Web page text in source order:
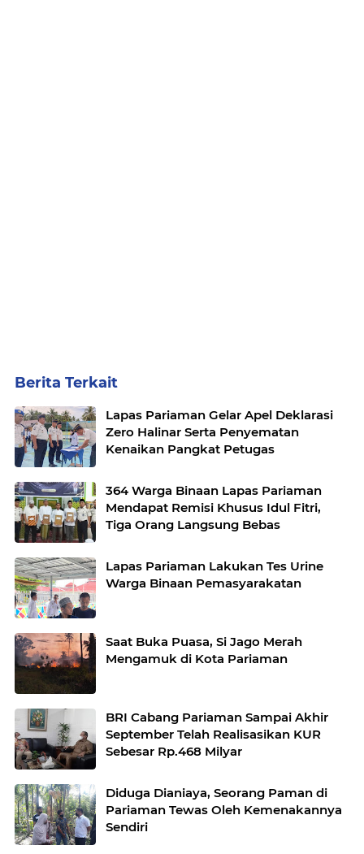
Berita Terkait
Lapas Pariaman Gelar Apel Deklarasi
Zero Halinar Serta Penyematan
Kenaikan Pangkat Petugas
364 Warga Binaan Lapas Pariaman
Mendapat Remisi Khusus Idul Fitri,
Tiga Orang Langsung Bebas
Lapas Pariaman Lakukan Tes Urine
Warga Binaan Pemasyarakatan
Saat Buka Puasa, Si Jago Merah
Mengamuk di Kota Pariaman
BRI Cabang Pariaman Sampai Akhir
September Telah Realisasikan KUR
Sebesar Rp.468 Milyar
Diduga Dianiaya, Seorang Paman di
Pariaman Tewas Oleh Kemenakannya
Sendiri